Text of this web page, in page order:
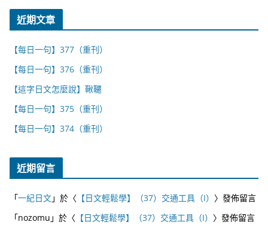
近期文章
【每日一句】377（重刊）
【每日一句】376（重刊）
【這字日文怎麼說】鞦韆
【每日一句】375（重刊）
【每日一句】374（重刊）
近期留言
「一紀日文」於〈 【日文輕鬆學】（37）交通工具（I） 〉發佈留言
「nozomu 」於〈 【日文輕鬆學】（37）交通工具（I） 〉發佈留言